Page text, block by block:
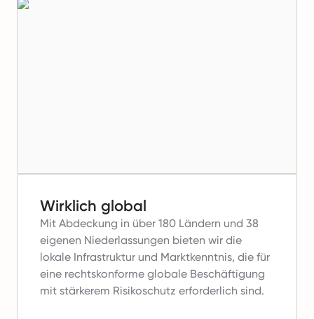
Wirklich global
Mit Abdeckung in über 180 Ländern und 38
eigenen Niederlassungen bieten wir die
lokale Infrastruktur und Marktkenntnis, die für
eine rechtskonforme globale Beschäftigung
mit stärkerem Risikoschutz erforderlich sind.